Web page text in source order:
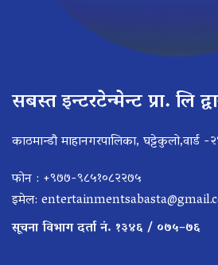
सबस्त इन्टरटेन्मेन्ट प्रा. लि
काठमान्डौ माहानगरपालिका, घट्टेकुलो,वार्ड -
फोन : +९७७-९८५१०८२२७५
इमेल:
सूचना विभाग दर्ता नं. १३४६ / ०७५–७६